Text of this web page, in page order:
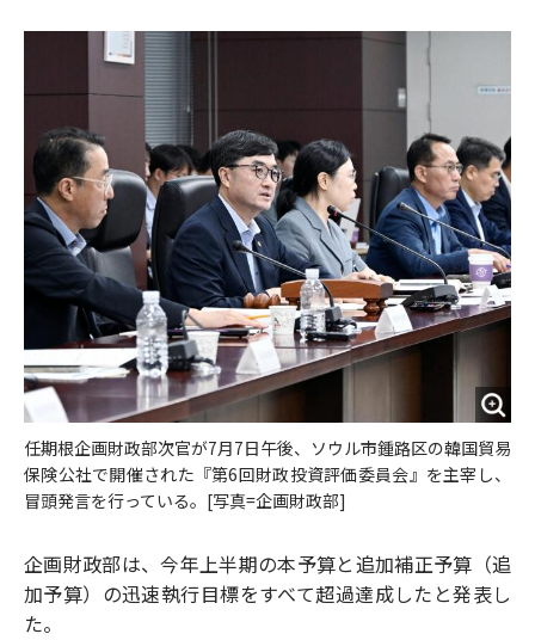
任期根企画財政部次官が7月7日午後、ソウル市鍾路区の韓国貿易
保険公社で開催された『第6回財政投資評価委員会』を主宰し、
冒頭発言を行っている。[写真=企画財政部]
企画財政部は、今年上半期の本予算と追加補正予算（追
加予算）の迅速執行目標をすべて超過達成したと発表し
た。